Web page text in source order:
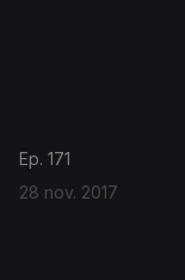
Ep. 171
28 nov. 2017